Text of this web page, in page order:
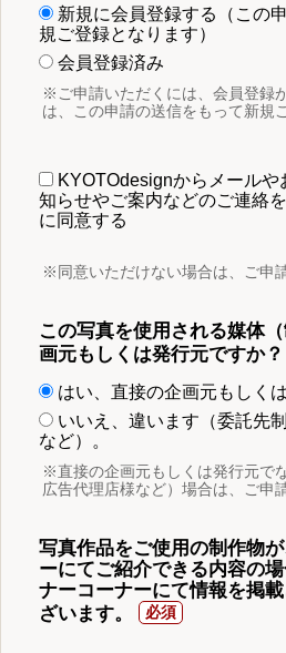
新規に会員登録する（この
規ご登録となります）
会員登録済み
※ご申請いただくには、会員登録
は、この申請の送信をもって新規
KYOTOdesignからメール
知らせやご案内などのご連絡
に同意する
※同意いただけない場合は、ご申
この写真を使用される媒体
画元もしくは発行元ですか？
はい、直接の企画元もしく
いいえ、違います（委託先
など）。
※直接の企画元もしくは発行元で
広告代理店様など）場合は、ご申
写真作品をご使用の制作物
ーにてご紹介できる内容の
ナーコーナーにて情報を掲
ざいます。